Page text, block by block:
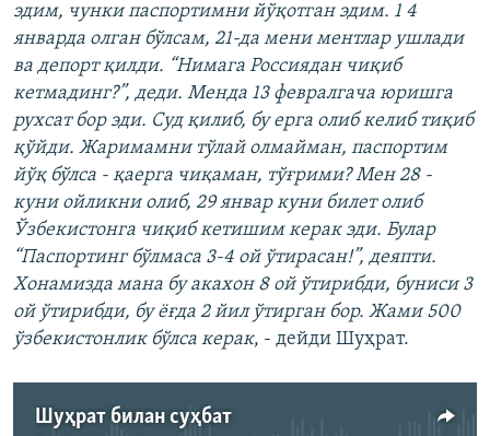
эдим, чунки паспортимни йўқотган эдим. 1 4
январда олган бўлсам, 21-да мени ментлар ушлади
ва депорт қилди. “Нимага Россиядан чиқиб
кетмадинг?”, деди. Менда 13 февралгача юришга
рухсат бор эди. Суд қилиб, бу ерга олиб келиб тиқиб
қўйди. Жаримамни тўлай олмайман, паспортим
йўқ бўлса - қаерга чиқаман, тўғрими? Мен 28 -
куни ойликни олиб, 29 январ куни билет олиб
Ўзбекистонга чиқиб кетишим керак эди. Булар
“Паспортинг бўлмаса 3-4 ой ўтирасан!”, деяпти.
Хонамизда мана бу акахон 8 ой ўтирибди, буниси 3
ой ўтирибди, бу ёғда 2 йил ўтирган бор. Жами 500
ўзбекистонлик бўлса керак, - дейди Шуҳрат.
Шуҳрат билан суҳбат